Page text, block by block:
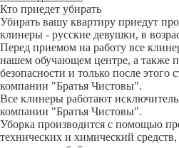
Кто приедет убирать
Убирать вашу квартиру приедут
клинеры - русские девушки, в
Перед приемом на работу все
нашем обучающем центре, а также
безопасности и только после этого
компании "Братья Чистовы".
Все клинеры работают
компании "Братья Чистовы".
Уборка производится с помощью
технических и химический